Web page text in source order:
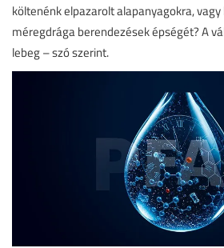
költenénk elpazarolt alapanyagokra,
méregdrága berendezések épségét? A
lebeg – szó szerint.